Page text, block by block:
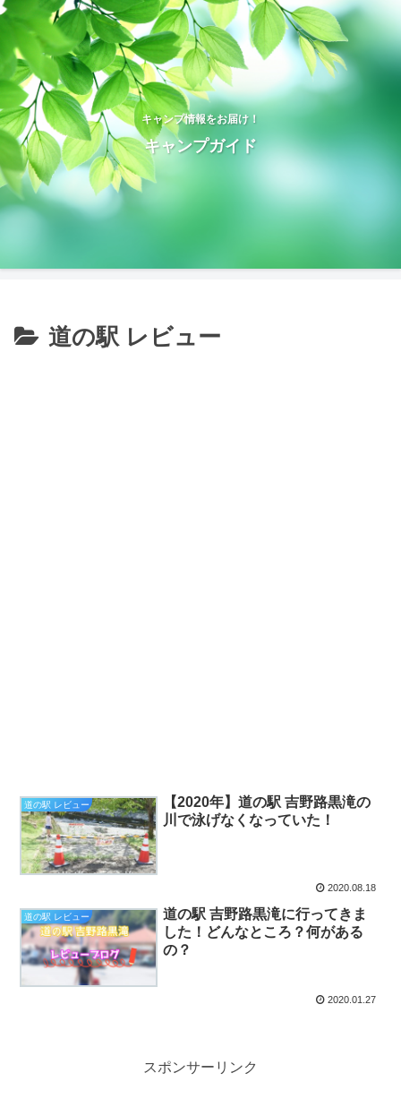
キャンプ情報をお届け！
キャンプガイド
道の駅 レビュー
道の駅 レビュー
【2020年】道の駅 吉野路黒滝の
川で泳げなくなっていた！
2020.08.18
道の駅 レビュー
道の駅 吉野路黒滝に行ってきま
した！どんなところ？何がある
の？
2020.01.27
スポンサーリンク